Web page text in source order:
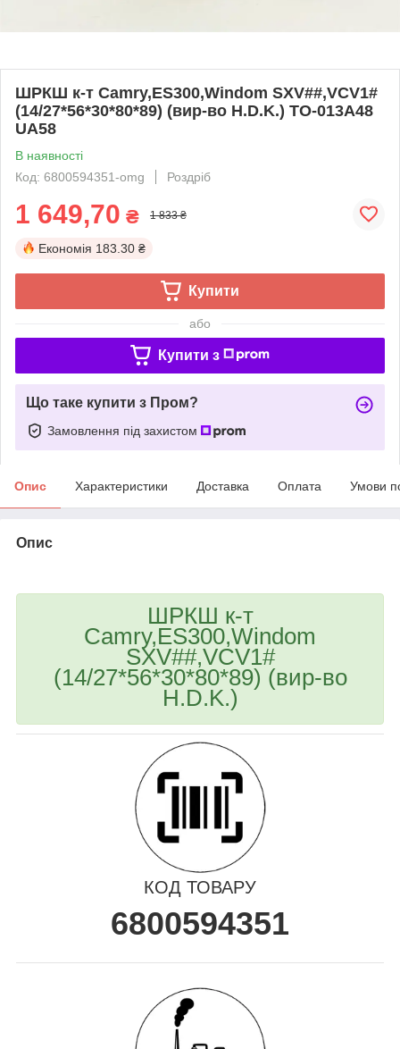
ШРКШ к-т Camry,ES300,Windom SXV##,VCV1#
(14/27*56*30*80*89) (вир-во H.D.K.) TO-013A48
UA58
В наявності
Код: 6800594351-omg
Роздріб
1 649,70 ₴ 1 833 ₴
Економія 183.30 ₴
Купити
або
Купити з
Що таке купити з Пром?
Замовлення під захистом
Опис Характеристики Доставка Оплата Умови
Опис
ШРКШ к-т
Camry,ES300,Windom
SXV##,VCV1#
(14/27*56*30*80*89) (вир-во
H.D.K.)
КОД ТОВАРУ
6800594351